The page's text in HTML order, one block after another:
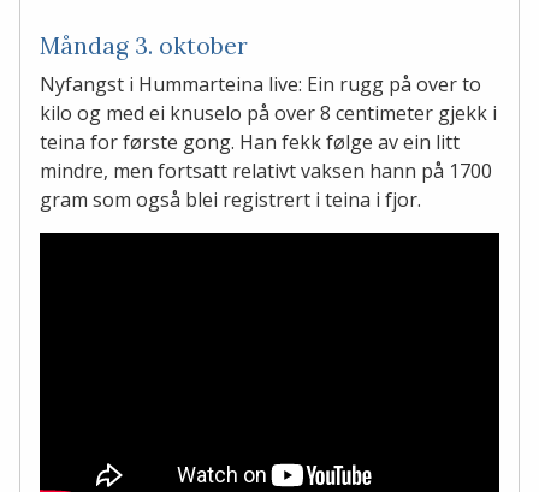
Måndag 3. oktober
Nyfangst i Hummarteina live: Ein rugg på over to
kilo og med ei knuselo på over 8 centimeter gjekk i
teina for første gong. Han fekk følge av ein litt
mindre, men fortsatt relativt vaksen hann på 1700
gram som også blei registrert i teina i fjor.